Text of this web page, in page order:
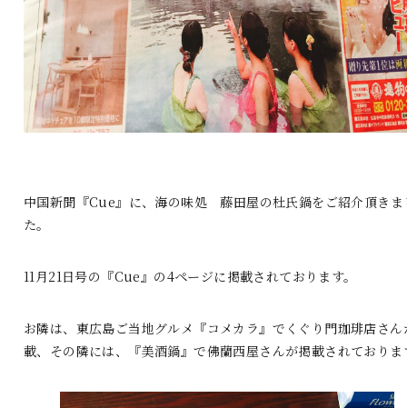
中国新聞『Cue』に、海の味処 藤田屋の杜氏鍋をご紹介頂きま
た。
11月21日号の『Cue』の4ページに掲載されております。
お隣は、東広島ご当地グルメ『コメカラ』でくぐり門珈琲店さん
載、その隣には、『美酒鍋』で佛蘭西屋さんが掲載されておりま